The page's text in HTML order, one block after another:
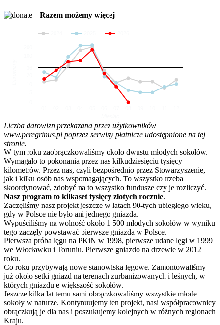
Razem możemy więcej
Liczba darowizn przekazana przez użytkowników
www.peregrinus.pl poprzez serwisy płatnicze udostępnione na tej
stronie.
W tym roku zaobrączkowaliśmy około dwustu młodych sokołów.
Wymagało to pokonania przez nas kilkudziesięciu tysięcy
kilometrów. Przez nas, czyli bezpośrednio przez Stowarzyszenie,
jak i kilku osób nas wspomagających. To wszystko trzeba
skoordynować, zdobyć na to wszystko fundusze czy je rozliczyć.
Nasz program to kilkaset tysięcy złotych rocznie.
Zaczęliśmy nasz projekt jeszcze w latach 90-tych ubiegłego wieku,
gdy w Polsce nie było ani jednego gniazda.
Wypuściliśmy na wolność około 1 500 młodych sokołów w wyniku
tego zaczęły powstawać pierwsze gniazda w Polsce.
Pierwsza próba lęgu na PKiN w 1998, pierwsze udane lęgi w 1999
we Włocławku i Toruniu. Pierwsze gniazdo na drzewie w 2012
roku.
Co roku przybywają nowe stanowiska lęgowe. Zamontowaliśmy
już około setki gniazd na terenach zurbanizowanych i leśnych, w
których gniazduje większość sokołów.
Jeszcze kilka lat temu sami obrączkowaliśmy wszystkie młode
sokoły w naturze. Kontynuujemy ten projekt, nasi współpracownicy
obrączkują je dla nas i poszukujemy kolejnych w różnych regionach
Kraju.